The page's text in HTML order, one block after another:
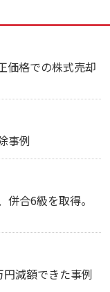
価格での株式売却
事例
合6級を取得。
減額できた事例